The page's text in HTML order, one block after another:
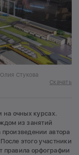
Стукова
Скачать
на очных курсах.
из занятий
автора
этого участники
правила орфографии